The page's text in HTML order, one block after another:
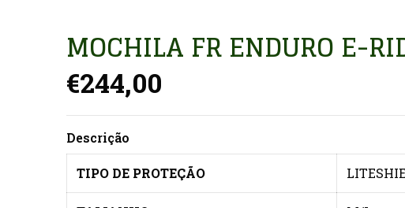
MOCHILA FR ENDURO E-
€244,00
Descrição
TIPO DE PROTEÇÃO